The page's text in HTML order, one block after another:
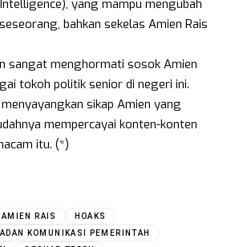
yang mampu mengubah
bahkan sekelas Amien Rais
sangat menghormati sosok Amien
tokoh politik senior di negeri ini.
sikap Amien yang
mempercayai konten-konten
itu. (*)
AMIEN RAIS
HOAKS
KOMUNIKASI PEMERINTAH